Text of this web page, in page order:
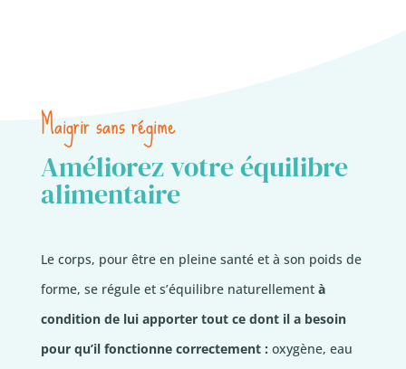
Maigrir sans régime
Améliorez votre équilibre
alimentaire
Le corps, pour être en pleine santé et à son poids de
forme, se régule et s’équilibre naturellement à
condition de lui apporter tout ce dont il a besoin
pour qu’il fonctionne correctement : oxygène, eau